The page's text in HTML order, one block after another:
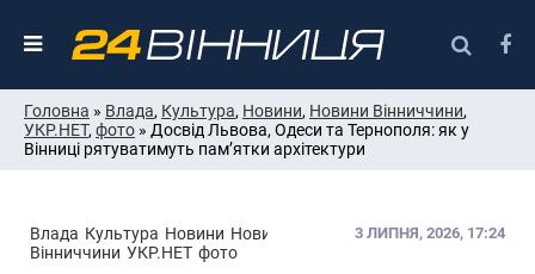
Головна » Влада, Культура, Новини, Новини Вінниччини,
УКР.НЕТ, фото » Досвід Львова, Одеси та Тернополя: як у
Вінниці рятуватимуть пам’ятки архітектури
Влада Культура Новини Новини
Вінниччини УКР.НЕТ фото
3 ЛИПНЯ, 2026, 17:24